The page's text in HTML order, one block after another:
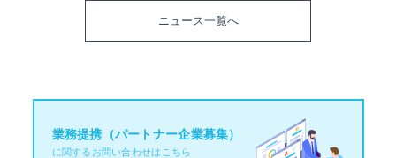
ニュース一覧へ
業務提携（パートナー企業募集）
に関するお問い合わせはこちら